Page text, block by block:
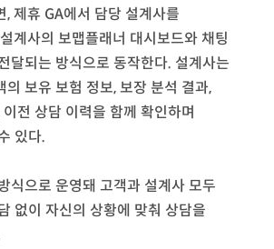
, 제휴 GA에서 담당 설계사를
계사의 보맵플래너 대시보드와 채팅
달되는 방식으로 동작한다. 설계사는
의 보유 보험 정보, 보장 분석 결과,
전 상담 이력을 함께 확인하며
있다.
식으로 운영돼 고객과 설계사 모두
없이 자신의 상황에 맞춰 상담을